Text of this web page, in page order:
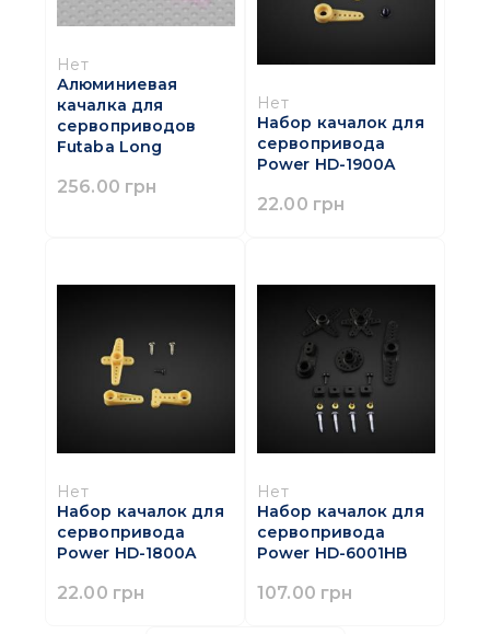
Нет
Алюминиевая
качалка для
сервоприводов
Futaba Long
256.00 грн
Нет
Набор качалок для
сервопривода
Power HD-1900A
22.00 грн
Нет
Набор качалок для
сервопривода
Power HD-1800A
22.00 грн
Нет
Набор качалок для
сервопривода
Power HD-6001HB
107.00 грн